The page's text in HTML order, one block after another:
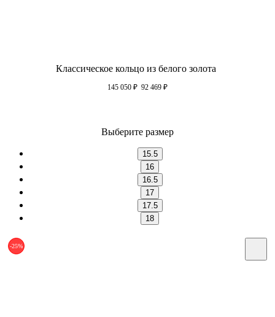
Классическое кольцо из белого золота
145 050 ₽ 92 469 ₽
Выберите размер
15.5
16
16.5
17
17.5
18
-25%